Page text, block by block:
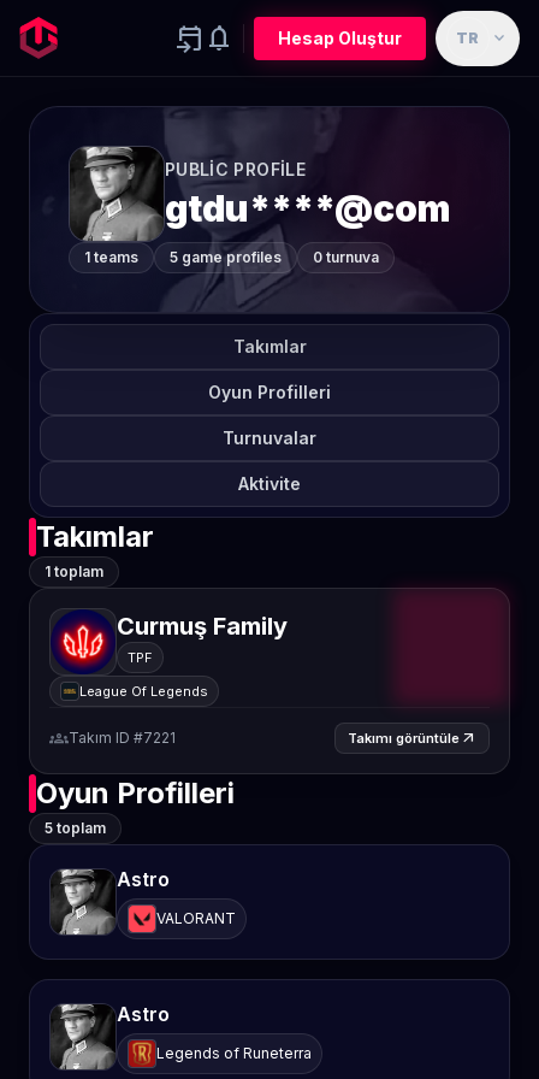
event_upcoming notifications Hesap Oluştur TR expand_more
PUBLIC PROFILE
gtdu****@com
1 teams 5 game profiles 0 turnuva
Takımlar
Oyun Profilleri
Turnuvalar
Aktivite
Takımlar
1 toplam
Curmuş Family
TPF
League Of Legends
groupsTakım ID #7221 Takımı görüntüle arrow_outward
Oyun Profilleri
5 toplam
Astro
VALORANT
Astro
Legends of Runeterra